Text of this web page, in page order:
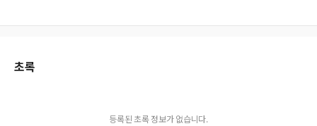
초록
등록된 초록 정보가 없습니다.